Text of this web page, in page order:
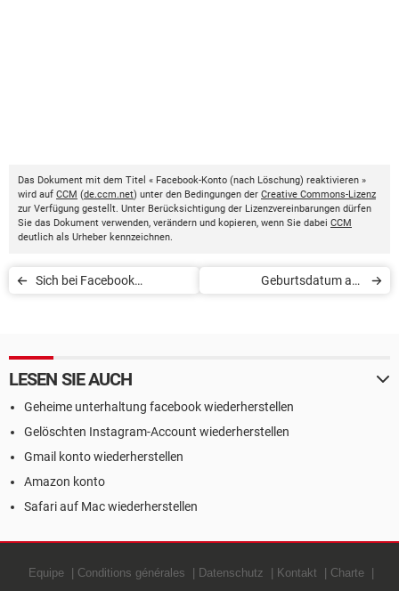
Das Dokument mit dem Titel « Facebook-Konto (nach Löschung) reaktivieren »
wird auf CCM (de.ccm.net) unter den Bedingungen der Creative Commons-Lizenz
zur Verfügung gestellt. Unter Berücksichtigung der Lizenzvereinbarungen dürfen
Sie das Dokument verwenden, verändern und kopieren, wenn Sie dabei CCM
deutlich als Urheber kennzeichnen.
Sich bei Facebook
Geburtsdatum auf
LESEN SIE AUCH
Geheime unterhaltung facebook wiederherstellen
Gelöschten Instagram-Account wiederherstellen
Gmail konto wiederherstellen
Amazon konto
Safari auf Mac wiederherstellen
Equipe Conditions générales Datenschutz Kontakt
Charte